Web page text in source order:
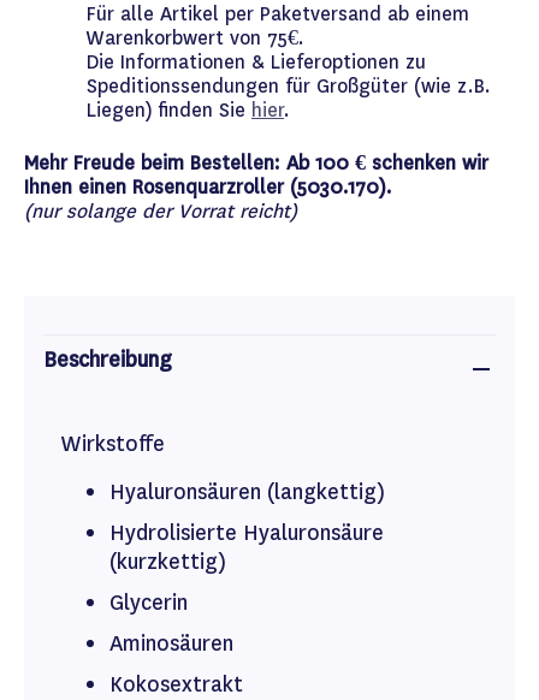
Für alle Artikel per Paketversand ab einem
Warenkorbwert von 75€.
Die Informationen & Lieferoptionen zu
Speditionssendungen für Großgüter (wie z.B.
Liegen) finden Sie hier.
Mehr Freude beim Bestellen: Ab 100 € schenken wir
Ihnen einen Rosenquarzroller (5030.170).
(nur solange der Vorrat reicht)
Beschreibung
Wirkstoffe
Hyaluronsäuren (langkettig)
Hydrolisierte Hyaluronsäure
(kurzkettig)
Glycerin
Aminosäuren
Kokosextrakt